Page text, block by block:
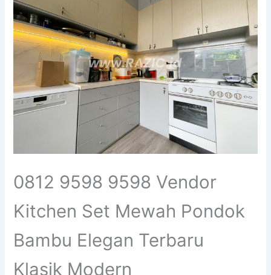
0812 9598 9598 Vendor
Kitchen Set Mewah Pondok
Bambu Elegan Terbaru
Klasik Modern